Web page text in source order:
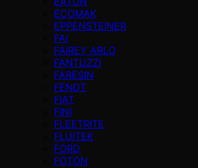
ECOMAK
EPPENSTEINER
FAI
FAIREY ARLO
FANTUZZI
FARESIN
FENDT
FIAT
FINI
FLEETRITE
FLUITEK
FORD
FOTON